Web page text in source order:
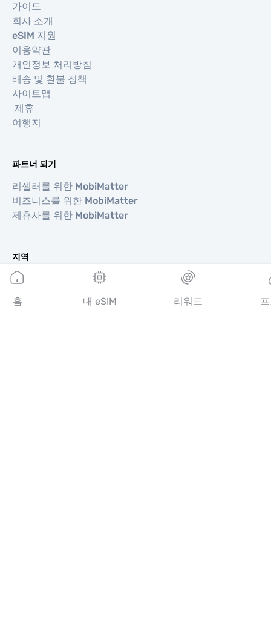
가이드
회사 소개
eSIM 지원
이용약관
개인정보 처리방침
배송 및 환불 정책
사이트맵
제휴
여행지
파트너 되기
리셀러를 위한 MobiMatter
비즈니스를 위한 MobiMatter
제휴사를 위한 MobiMatter
지역
유럽 eSIM
아메리카 eSIM
홈 내 eSIM 리워드